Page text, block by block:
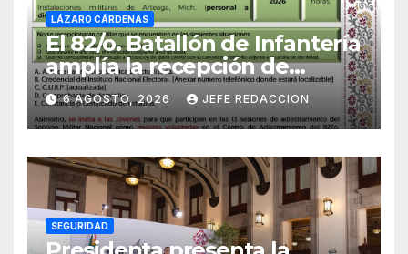
LÁZARO CÁRDENAS
El 82/o. Batallón de Infantería
amplía la recepción de
documentos para obtener La
Catilla del Servicio Militar
Nacional
6 AGOSTO, 2026 JEFE REDACCION
SEGURIDAD